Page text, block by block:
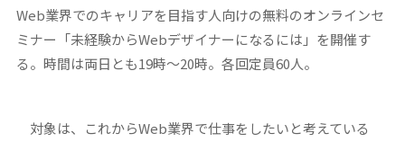
Web業界でのキャリアを目指す人向けの無料のオンラインセ
ミナー「未経験からWebデザイナーになるには」を開催す
る。時間は両日とも19時～20時。各回定員60人。
対象は、これからWeb業界で仕事をしたいと考えている